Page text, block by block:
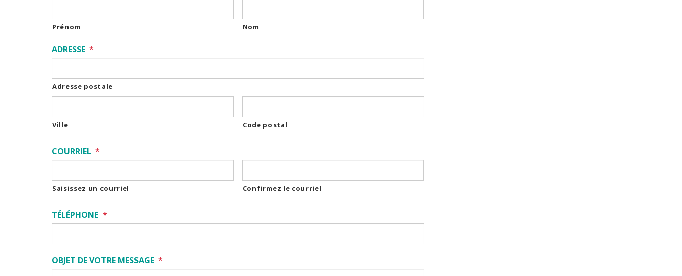
Prénom Nom
ADRESSE *
Adresse postale
Ville Code postal
COURRIEL *
Saisissez un courriel Confirmez le courriel
TÉLÉPHONE *
OBJET DE VOTRE MESSAGE *